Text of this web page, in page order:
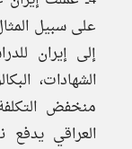
على سبيل
إلى إيران
الشهادات،
منخفض
العراقي